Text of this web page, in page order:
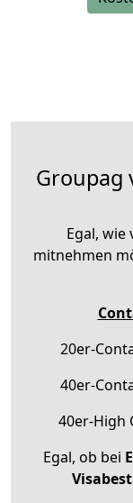
Groupag
Egal, wie
mitnehmen
20er-
40er-
40er-High
Egal, ob bei